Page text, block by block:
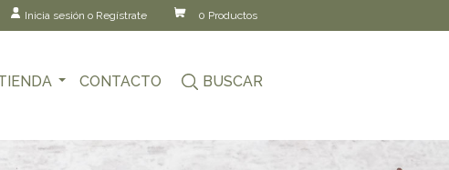
Inicia sesión o Regístrate 0 Productos
CONTACTO BUSCAR